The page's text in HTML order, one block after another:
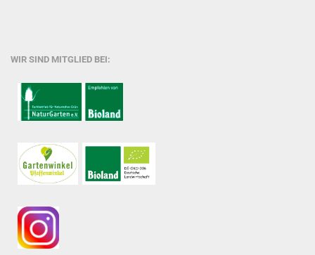
WIR SIND MITGLIED BEI: